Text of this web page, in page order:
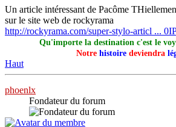
Un article intéressant de Pacôme
sur le site web de rockyrama
http://rockyrama.com/super-stylo-articl ...
Qu'importe la destination c'est le
Notre histoire deviendra
Haut
phoenlx
Fondateur du forum